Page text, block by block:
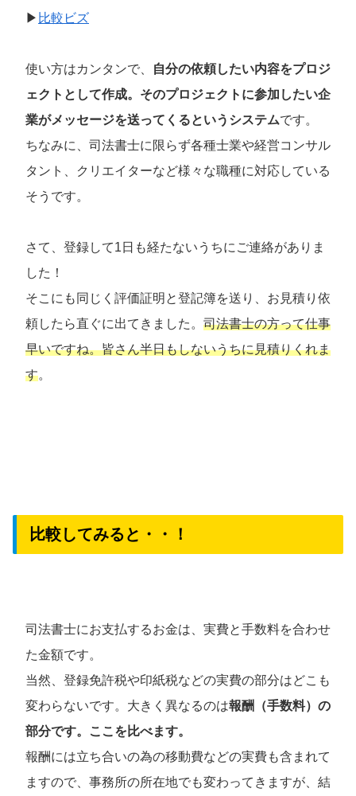
▶ 比較ビズ
使い方はカンタンで、
自分の依頼したい内容をプロジ
ェクトとして作成。そのプロジェクトに参加したい企
業がメッセージを送ってくるというシステムです。
ちなみに、司法書士に限らず各種士業や経営コンサル
タント、クリエイターなど様々な職種に対応している
そうです。
さて、登録して1日も経たないうちにご連絡がありま
した！
そこにも同じく評価証明と登記簿を送り、お見積り依
頼したら直ぐに出てきました。 司法書士の方って仕事
早いですね。皆さん半日もしないうちに見積りくれま
す。
比較してみると・・！
司法書士にお支払するお金は、実費と手数料を合わせ
た金額です。
当然、登録免許税や印紙税などの実費の部分はどこも
変わらないです。大きく異なるのは報酬（手数料）の
部分です。ここを比べます。
報酬には立ち合いの為の移動費などの実費も含まれて
ますので、事務所の所在地でも変わってきますが、結